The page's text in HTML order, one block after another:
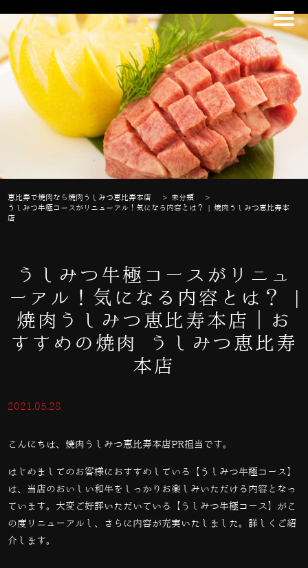
恵比寿で焼肉なら焼肉うしみつ恵比寿本店 >未分類
>
うしみつ牛極コースがリニューアル！気になる内容とは？ | 焼肉うしみつ恵比寿本
店
うしみつ牛極コースがリニュ
ーアル！気になる内容とは？ |
焼肉うしみつ恵比寿本店｜お
すすめの焼肉 うしみつ恵比寿
本店
2021.05.28
こんにちは、焼肉うしみつ恵比寿本店PR担当です。
はじめましてのお客様におすすめしている【うしみつ牛極コース】
は、当店のおいしい和牛をしっかりお楽しみいただける内容となっ
ています。大変ご好評いただいている【うしみつ牛極コース】がこ
の度リニューアルし、さらに内容が充実いたしました。詳しくご紹
介します。